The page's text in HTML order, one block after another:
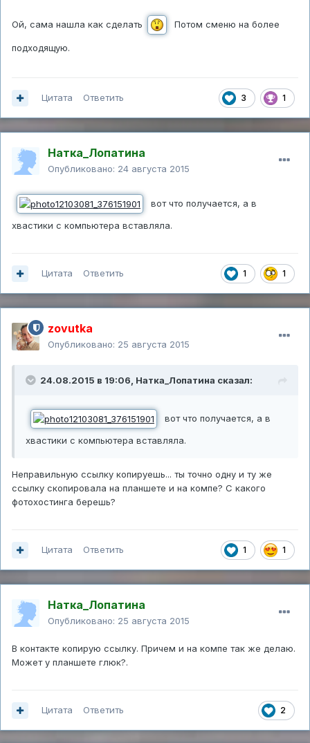
Ой, сама нашла как сделать Потом сменю на более
подходящую.
3 1
Цитата Ответить
Натка_Лопатина
Опубликовано: 24 августа 2015
вот что получается, а в
хвастики с компьютера вставляла.
1 1
Цитата Ответить
zovutka
Опубликовано: 25 августа 2015
24.08.2015 в 19:06, Натка_Лопатина сказал:
вот что получается, а в
хвастики с компьютера вставляла.
Неправильную ссылку копируешь... ты точно одну и ту же
ссылку скопировала на планшете и на компе? С какого
фотохостинга берешь?
1 1
Цитата Ответить
Натка_Лопатина
Опубликовано: 25 августа 2015
В контакте копирую ссылку. Причем и на компе так же делаю.
Может у планшете глюк?.
2
Цитата Ответить